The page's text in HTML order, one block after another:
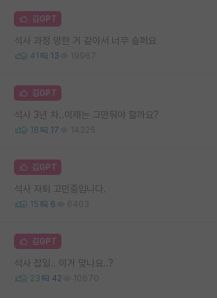
김GPT
석사 과정 망한 거 같아서 너무 슬퍼요
41 13 19967
김GPT
석사 3년 차..이제는 그만둬야 할까요?
18 17 14325
김GPT
석사 자퇴 고민중입니다.
15 6 6403
김GPT
석사 잡일.. 이거 맞나요..?
23 42 10670